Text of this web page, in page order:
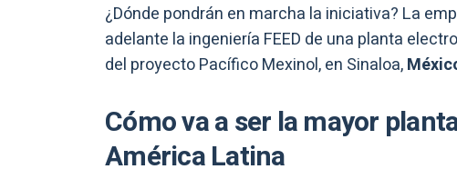
¿Dónde pondrán en marcha la iniciativa? La
adelante la ingeniería FEED de una planta
del proyecto Pacífico Mexinol, en Sinaloa,
Cómo va a ser la mayor
América Latina